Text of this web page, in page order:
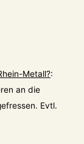
Metall?:
an die
Evtl.